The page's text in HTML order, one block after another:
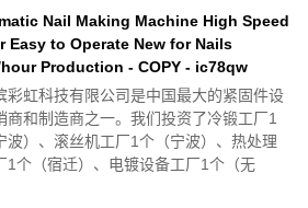
Nail Making Machine High Speed
Easy to Operate New for Nails
hour Production - COPY - ic78qw
彩虹科技有限公司是中国最大的紧固件设
商和制造商之一。我们投资了冷锻工厂1
波）、滚丝机工厂1个（宁波）、热处理
1个（宿迁）、电镀设备工厂1个（无